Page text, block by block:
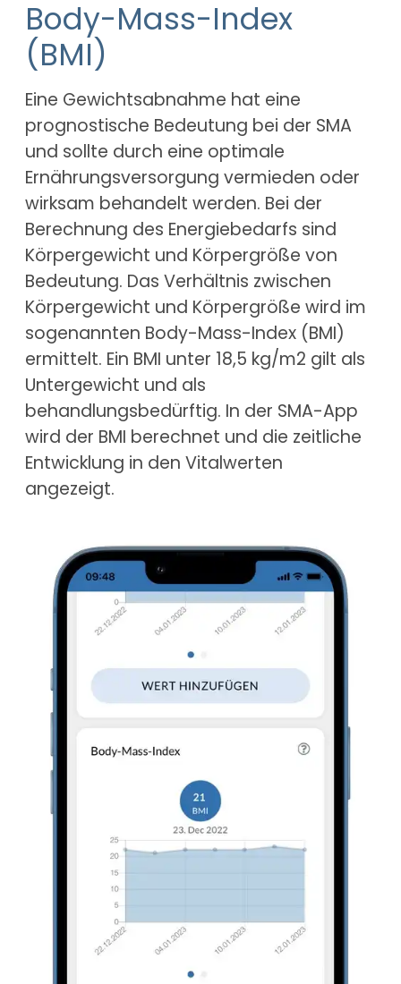
Body-Mass-Index
(BMI)
Eine Gewichtsabnahme hat eine
prognostische Bedeutung bei der SMA
und sollte durch eine optimale
Ernährungsversorgung vermieden oder
wirksam behandelt werden. Bei der
Berechnung des Energiebedarfs sind
Körpergewicht und Körpergröße von
Bedeutung. Das Verhältnis zwischen
Körpergewicht und Körpergröße wird im
sogenannten Body-Mass-Index (BMI)
ermittelt. Ein BMI unter 18,5 kg/m2 gilt als
Untergewicht und als
behandlungsbedürftig. In der SMA-App
wird der BMI berechnet und die zeitliche
Entwicklung in den Vitalwerten
angezeigt.